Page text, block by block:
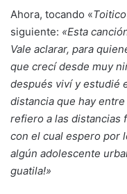
Ahora, tocando «
siguiente: «Esta
Vale aclarar, para
que crecí desde muy
después viví y estudié
distancia que hay
refiero a las distancias
con el cual espero por
algún adolescente
guatila!»